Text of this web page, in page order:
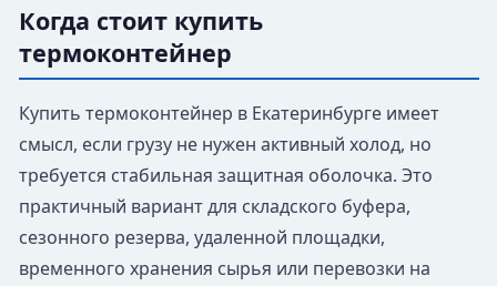
Когда стоит купить
термоконтейнер
Купить термоконтейнер в Екатеринбурге имеет
смысл, если грузу не нужен активный холод, но
требуется стабильная защитная оболочка. Это
практичный вариант для складского буфера,
сезонного резерва, удаленной площадки,
временного хранения сырья или перевозки на